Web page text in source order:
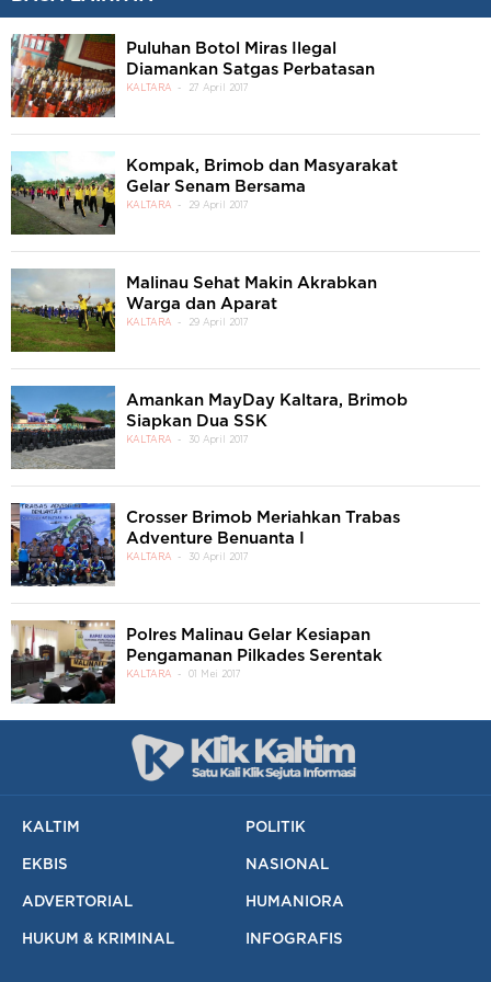
Puluhan Botol Miras Ilegal
Diamankan Satgas Perbatasan
KALTARA 27 April 2017
Kompak, Brimob dan Masyarakat
Gelar Senam Bersama
KALTARA 29 April 2017
Malinau Sehat Makin Akrabkan
Warga dan Aparat
KALTARA 29 April 2017
Amankan MayDay Kaltara, Brimob
Siapkan Dua SSK
KALTARA 30 April 2017
Crosser Brimob Meriahkan Trabas
Adventure Benuanta I
KALTARA 30 April 2017
Polres Malinau Gelar Kesiapan
Pengamanan Pilkades Serentak
KALTARA 01 Mei 2017
KALTIM POLITIK
EKBIS NASIONAL
ADVERTORIAL HUMANIORA
HUKUM & KRIMINAL INFOGRAFIS